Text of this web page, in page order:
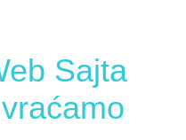
Sajta